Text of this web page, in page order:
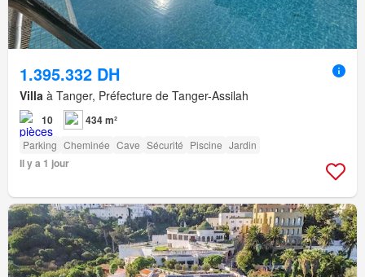
1.395.332 DH
Villa à Tanger, Préfecture de Tanger-Assilah
10 434 m²
Parking Cheminée Cave Sécurité Piscine Jardin
Il y a 1 jour